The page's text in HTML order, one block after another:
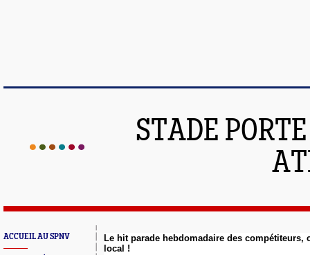
STADE
ACCUEIL AU SPNV
Le hit parade hebdomadaire des compétiteurs,
local !